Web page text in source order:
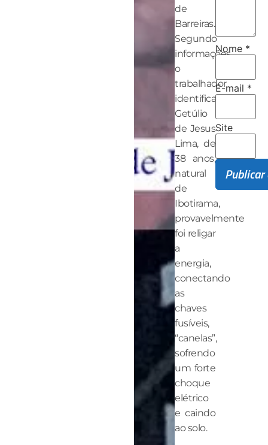
de
Barreiras.
Segundo
informações,
o
trabalhador
identificado
Getúlio
de Jesus
Lima, de
38 anos,
natural
de
Ibotirama,
provavelmente
foi religar
a
energia,
conectando
as
chaves
fusíveis,
“canelas”,
sofrendo
um forte
choque
elétrico
e caindo
ao solo.
Nome *
E-mail *
Site